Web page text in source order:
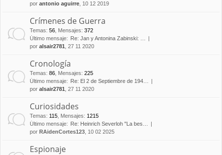
por antonio aguirre , 10 12 2019
Crímenes de Guerra
Temas: 56 Mensajes: 372
Último mensaje:
Re: Jan y Antonina Zabinski: …
por alsair2781 , 27 11 2020
Cronología
Temas: 86 Mensajes: 225
Último mensaje:
Re: El 2 de Septiembre de 194…
por alsair2781 , 27 11 2020
Curiosidades
Temas: 115 Mensajes: 1215
Último mensaje:
Re: Heinrich Severloh "La bes…
por RAidenCortes123 , 10 02 2025
Espionaje